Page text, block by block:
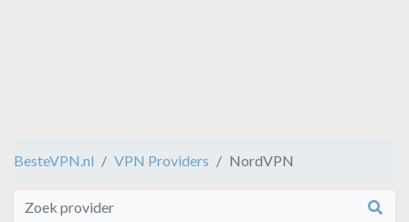
BesteVPN.nl VPN Providers NordVPN